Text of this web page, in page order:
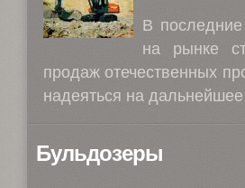
В
на рынке
продаж отечественных
надеяться на дальнейшее
Бульдозеры